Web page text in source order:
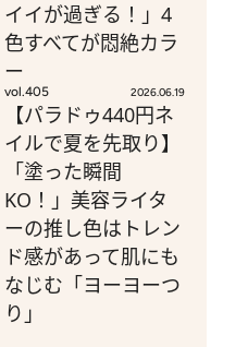
イイが過ぎる！」4
色すべてが悶絶カラ
ー
vol.405 2026.06.19
【パラドゥ440円ネ
イルで夏を先取り】
「塗った瞬間
KO！」美容ライタ
ーの推し色はトレン
ド感があって肌にも
なじむ「ヨーヨーつ
り」